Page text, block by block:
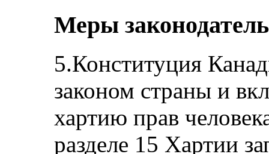
Меры
5.Конституция
законом страны и
хартию прав
разделе 15 Хартии